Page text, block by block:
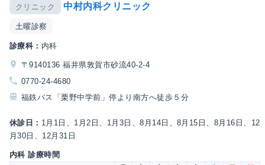
クリニック 中村内科クリニック
土曜診察
診療科： 内科
〒9140136 福井県敦賀市砂流40-2-4
0770-24-4680
福鉄バス「栗野中学前」停より南方へ徒歩５分
休診日： 1月1日、1月2日、1月3日、8月14日、8月15日、8月16日、12
月30日、12月31日
内科 診療時間